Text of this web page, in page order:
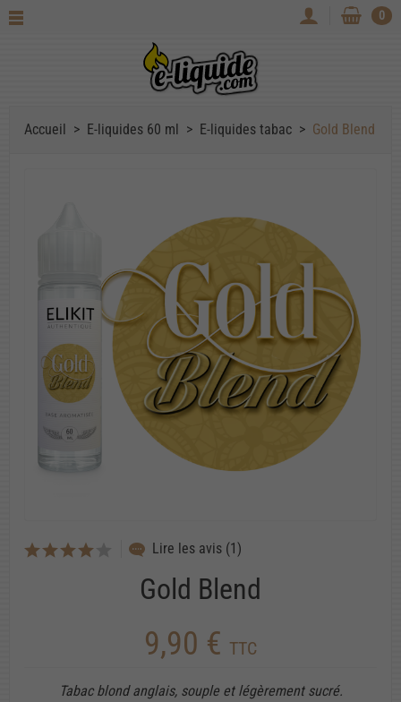
0
Accueil E-liquides 60 ml E-liquides tabac Gold Blend
Lire les avis (1)
Gold Blend
9,90 € TTC
Tabac blond anglais, souple et légèrement sucré.